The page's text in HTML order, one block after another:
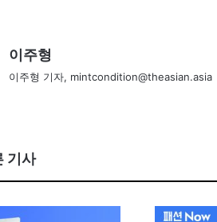
이주형
이주형 기자, mintcondition@theasian.asia
기사